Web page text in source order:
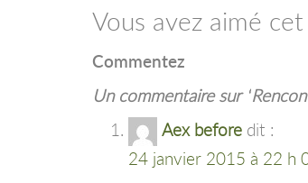
Vous avez aimé
Commentez
Un commentaire sur “
Aex before dit :
24 janvier 2015 à 22 h